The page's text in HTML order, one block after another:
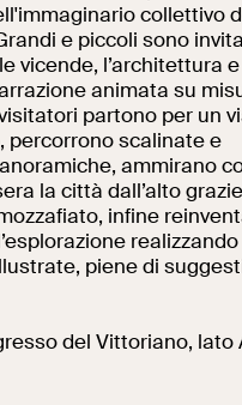
Collegio
Al centro di
collettivo
e piccoli sono
vicende, l’architettura e
animata su
partono per un
percorrono scalinate e
ammirano
la città dall’alto
infine
realizzando
piene di
del Vittoriano, lato